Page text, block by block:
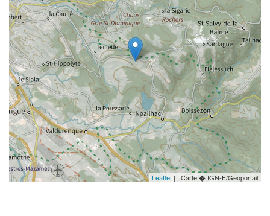
Leaflet | , Carte � IGN-F/Geoportail